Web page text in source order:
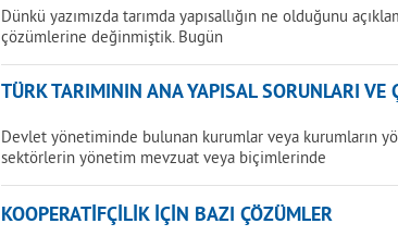
Dünkü yazımızda tarımda yapısallığın ne olduğunu
çözümlerine değinmiştik. Bugün
TÜRK TARIMININ ANA YAPISAL SORUNLARI VE
Devlet yönetiminde bulunan kurumlar veya kurumların
sektörlerin yönetim mevzuat veya biçimlerinde
KOOPERATİFÇİLİK İÇİN BAZI ÇÖZÜMLER